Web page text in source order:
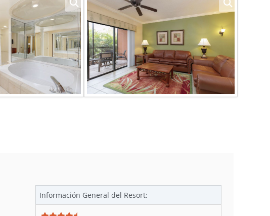
Información General del Resort: